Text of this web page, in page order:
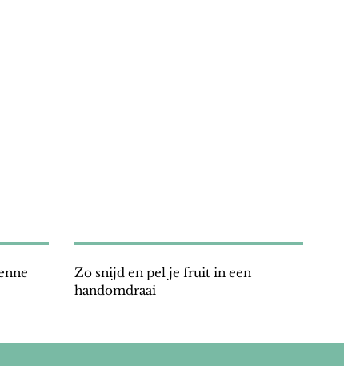
Zo snijd en pel je fruit in een
handomdraai